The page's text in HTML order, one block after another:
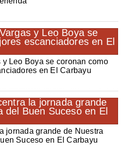
y Leo Boya se coronan como
en El Carbayu
jornada grande de Nuestra
Suceso en El Carbayu